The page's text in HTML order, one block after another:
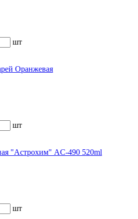
шт
Оранжевая
шт
"Астрохим" AC-490 520ml
шт